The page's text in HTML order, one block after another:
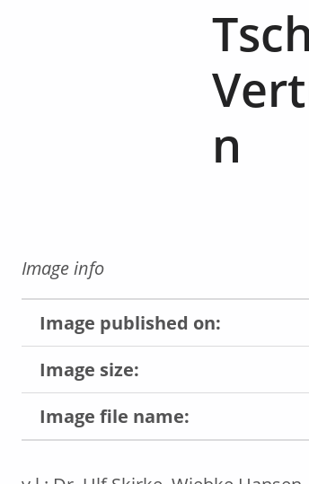
n
Image info
Image published on:
Image size:
Image file name: